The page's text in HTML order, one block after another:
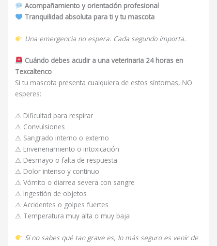
Acompañamiento y orientación profesional
Tranquilidad absoluta para ti y tu mascota
Una emergencia no espera. Cada segundo importa.
Cuándo debes acudir a una veterinaria 24 horas en
Texcaltenco
Si tu mascota presenta cualquiera de estos síntomas, NO
esperes:
⚠ Dificultad para respirar
⚠ Convulsiones
⚠ Sangrado interno o externo
⚠ Envenenamiento o intoxicación
⚠ Desmayo o falta de respuesta
⚠ Dolor intenso y continuo
⚠ Vómito o diarrea severa con sangre
⚠ Ingestión de objetos
⚠ Accidentes o golpes fuertes
⚠ Temperatura muy alta o muy baja
Si no sabes qué tan grave es, lo más seguro es venir de